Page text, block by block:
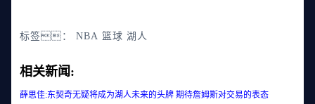
标签： NBA 篮球 湖人
相关新闻:
薛思佳:东契奇无疑将成为湖人未来的头牌 期待詹姆斯对交易的表态